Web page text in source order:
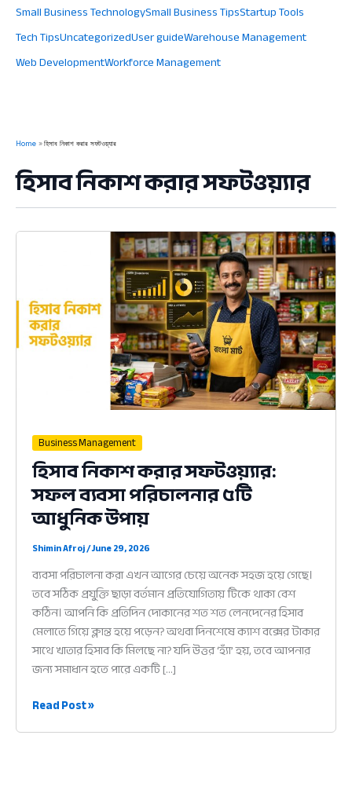
Small Business TechnologySmall Business TipsStartup Tools
Tech TipsUncategorizedUser guideWarehouse Management
Web DevelopmentWorkforce Management
Home হিসাব নিকাশ করার সফটওয়্যার
হিসাব নিকাশ করার সফটওয়্যার
Business Management
হিসাব নিকাশ করার সফটওয়্যার:
সফল ব্যবসা পরিচালনার ৫টি
আধুনিক উপায়
Shimin Afroj/June 29, 2026
ব্যবসা পরিচালনা করা এখন আগের চেয়ে অনেক সহজ হয়ে গেছে।
তবে সঠিক প্রযুক্তি ছাড়া বর্তমান প্রতিযোগিতায় টিকে থাকা বেশ
কঠিন। আপনি কি প্রতিদিন দোকানের শত শত লেনদেনের হিসাব
মেলাতে গিয়ে ক্লান্ত হয়ে পড়েন? অথবা দিনশেষে ক্যাশ বক্সের টাকার
সাথে খাতার হিসাব কি মিলছে না? যদি উত্তর ‘হ্যাঁ’ হয়, তবে আপনার
জন্য সমাধান হতে পারে একটি […]
হিসাব
Read Post »